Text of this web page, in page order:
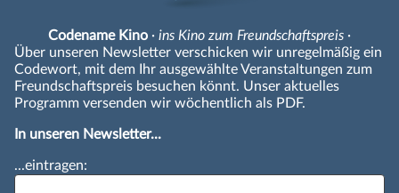
Codename Kino · ins Kino zum Freundschaftspreis ·
Über unseren Newsletter verschicken wir unregelmäßig ein
Codewort, mit dem Ihr ausgewählte Veranstaltungen zum
Freundschaftspreis besuchen könnt. Unser aktuelles
Programm versenden wir wöchentlich als PDF.
In unseren Newsletter...
...eintragen: